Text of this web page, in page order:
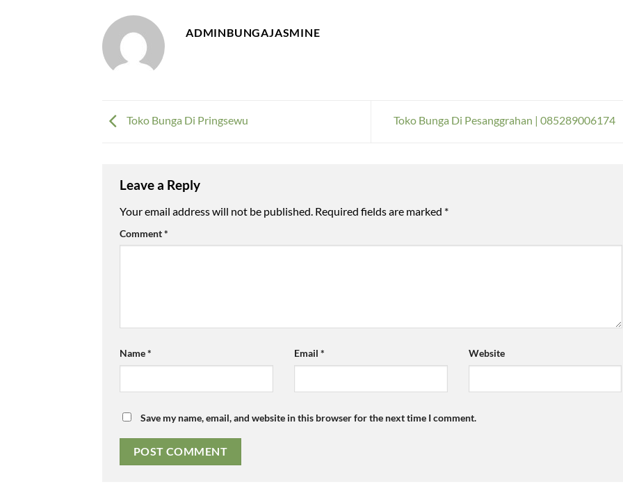
ADMINBUNGAJASMINE
Toko Bunga Di Pringsewu Toko Bunga Di Pesanggrahan | 085289006174
Leave a Reply
Your email address will not be published. Required fields are marked *
Comment*
Name* Email * Website
Save my name, email, and website in this browser for the next time I comment.